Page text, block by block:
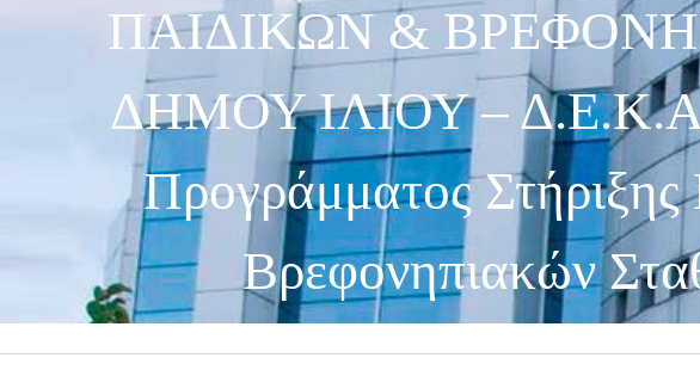
ΠΑΙΔΙΚΩΝ &
ΔΗΜΟΥ ΙΛΙΟΥ – Δ.Ε.Κ.Α.
Προγράμματος Στήριξης
Βρεφονηπιακών